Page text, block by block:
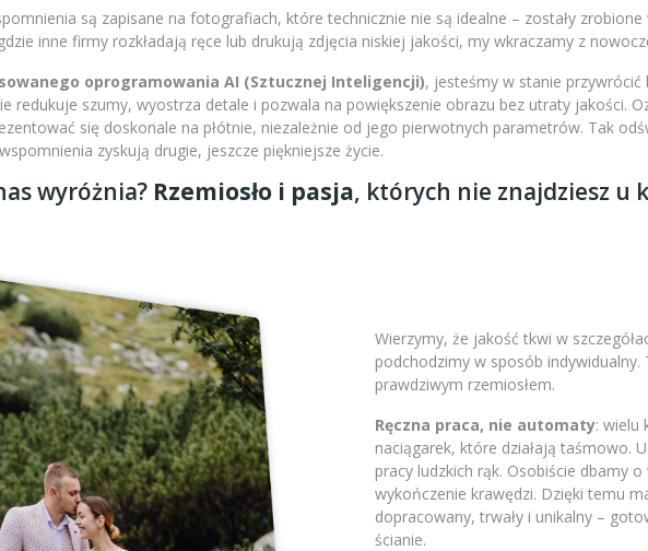
są zapisane na fotografiach, które technicznie nie są idealne – zostały
inne firmy rozkładają ręce lub drukują zdjęcia niskiej jakości, my wkraczamy z
oprogramowania AI (Sztucznej Inteligencji), jesteśmy w stanie
redukuje szumy, wyostrza detale i pozwala na powiększenie obrazu bez utraty jakości.
się doskonale na płótnie, niezależnie od jego pierwotnych parametrów. Tak
zyskują drugie, jeszcze piękniejsze życie.
wyróżnia? Rzemiosło i pasja, których nie znajdziesz u
Wierzymy, że jakość tkwi w
podchodzimy w sposób
prawdziwym rzemiosłem.
Ręczna praca, nie automaty: wielu
naciągarek, które działają taśmowo.
pracy ludzkich rąk. Osobiście dbamy
wykończenie krawędzi. Dzięki temu
dopracowany, trwały i unikalny –
ścianie.